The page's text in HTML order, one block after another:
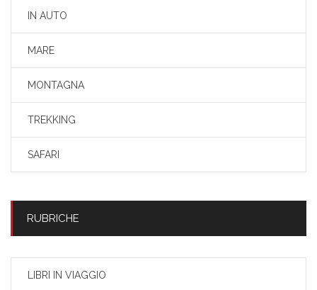
IN AUTO
MARE
MONTAGNA
TREKKING
SAFARI
RUBRICHE
LIBRI IN VIAGGIO